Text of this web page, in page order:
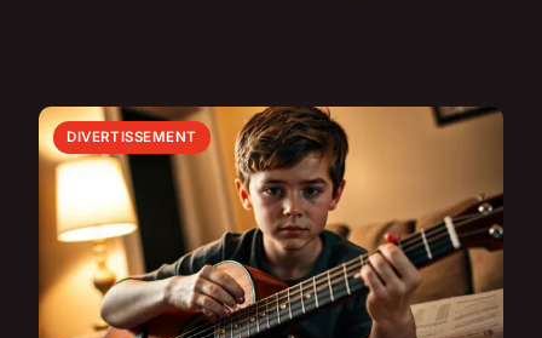
DIVERTISSEMENT